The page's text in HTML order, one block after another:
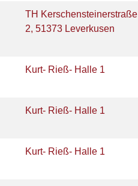
TH Kerschensteinerstraße
2, 51373 Leverkusen
Kurt- Rieß- Halle 1
Kurt- Rieß- Halle 1
Kurt- Rieß- Halle 1